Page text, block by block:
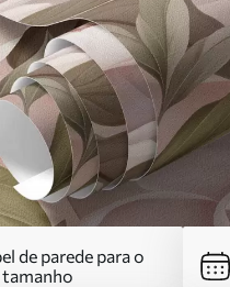
de parede para o
tamanho